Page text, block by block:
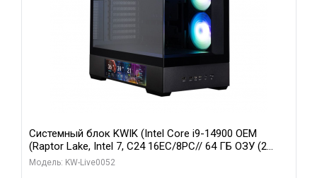
Системный блок KWIK (Intel Core i9-14900 OEM
(Raptor Lake, Intel 7, C24 16EC/8PC// 64 ГБ ОЗУ (2
модуля)/ Palit RTX5080 GAMINGPRO OC 16GB GDDR7
Модель: KW-Live0052